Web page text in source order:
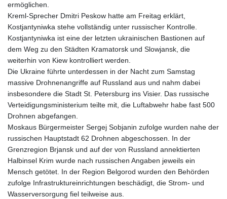
ermöglichen.
Kreml-Sprecher Dmitri Peskow hatte am Freitag erklärt,
Kostjantyniwka stehe vollständig unter russischer Kontrolle.
Kostjantyniwka ist eine der letzten ukrainischen Bastionen auf
dem Weg zu den Städten Kramatorsk und Slowjansk, die
weiterhin von Kiew kontrolliert werden.
Die Ukraine führte unterdessen in der Nacht zum Samstag
massive Drohnenangriffe auf Russland aus und nahm dabei
insbesondere die Stadt St. Petersburg ins Visier. Das russische
Verteidigungsministerium teilte mit, die Luftabwehr habe fast 500
Drohnen abgefangen.
Moskaus Bürgermeister Sergej Sobjanin zufolge wurden nahe der
russischen Hauptstadt 62 Drohnen abgeschossen. In der
Grenzregion Brjansk und auf der von Russland annektierten
Halbinsel Krim wurde nach russischen Angaben jeweils ein
Mensch getötet. In der Region Belgorod wurden den Behörden
zufolge Infrastruktureinrichtungen beschädigt, die Strom- und
Wasserversorgung fiel teilweise aus.